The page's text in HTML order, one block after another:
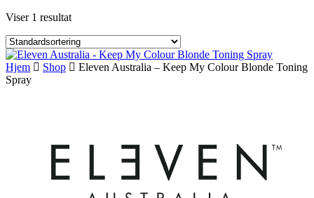
Viser 1 resultat
Hjem Shop
Eleven Australia – Keep My Colour Blonde Toning
Spray